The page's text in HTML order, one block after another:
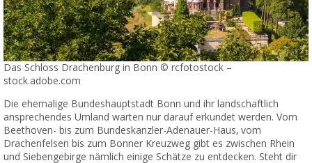
Das Schloss Drachenburg in Bonn © rcfotostock –
stock.adobe.com
Die ehemalige Bundeshauptstadt Bonn und ihr landschaftlich
ansprechendes Umland warten nur darauf erkundet werden. Vom
Beethoven- bis zum Bundeskanzler-Adenauer-Haus, vom
Drachenfelsen bis zum Bonner Kreuzweg gibt es zwischen Rhein
und Siebengebirge nämlich einige Schätze zu entdecken. Steht dir